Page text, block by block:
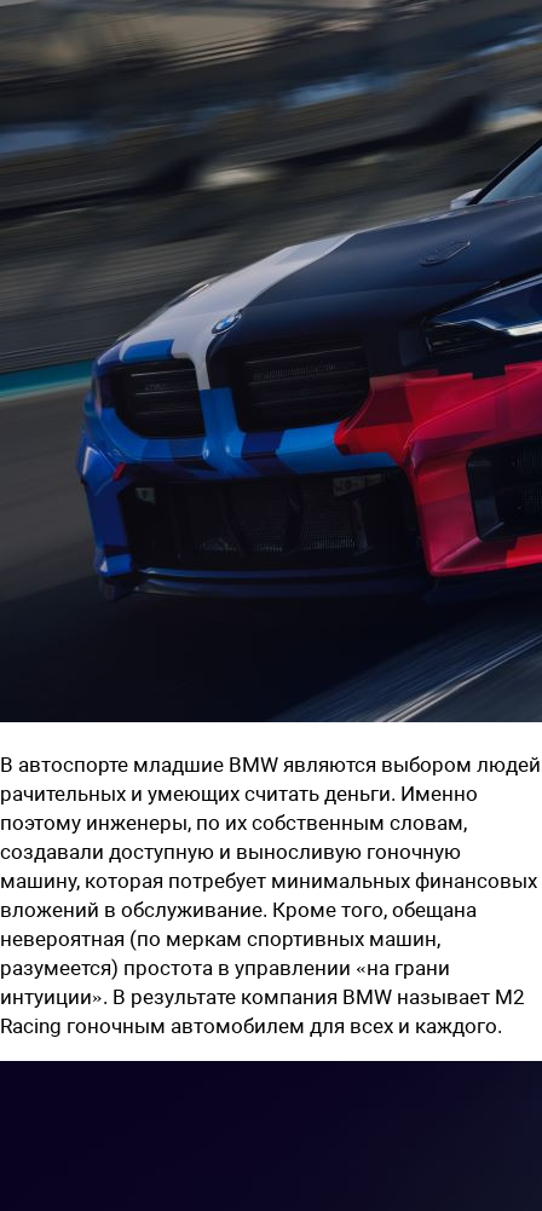
В автоспорте младшие BMW являются выбором людей
рачительных и умеющих считать деньги. Именно
поэтому инженеры, по их собственным словам,
создавали доступную и выносливую гоночную
машину, которая потребует минимальных финансовых
вложений в обслуживание. Кроме того, обещана
невероятная (по меркам спортивных машин,
разумеется) простота в управлении «на грани
интуиции». В результате компания BMW называет M2
Racing гоночным автомобилем для всех и каждого.